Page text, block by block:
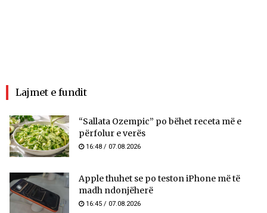
Lajmet e fundit
“Sallata Ozempic” po bëhet receta më e
përfolur e verës
16:48 / 07.08.2026
Apple thuhet se po teston iPhone më të
madh ndonjëherë
16:45 / 07.08.2026